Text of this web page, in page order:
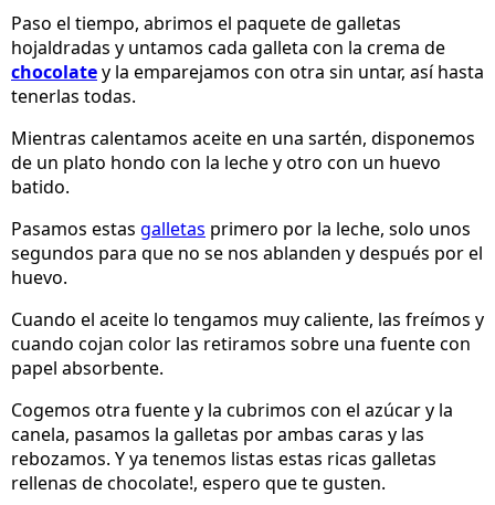
Paso el tiempo, abrimos el paquete de galletas
hojaldradas y untamos cada galleta con la crema de
chocolatey la emparejamos con otra sin untar, así hasta
tenerlas todas.
Mientras calentamos aceite en una sartén, disponemos
de un plato hondo con la leche y otro con un huevo
batido.
Pasamos estas galletas primero por la leche, solo unos
segundos para que no se nos ablanden y después por el
huevo.
Cuando el aceite lo tengamos muy caliente, las freímos y
cuando cojan color las retiramos sobre una fuente con
papel absorbente.
Cogemos otra fuente y la cubrimos con el azúcar y la
canela, pasamos la galletas por ambas caras y las
rebozamos. Y ya tenemos listas estas ricas galletas
rellenas de chocolate!, espero que te gusten.